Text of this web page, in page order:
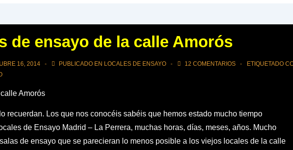
de ensayo de la calle Amorós
16, 2014 PUBLICADO EN LOCALES DE ENSAYO 12 COMENTARIOS
ETIQUETADO
recuerdan. Los que nos conocéis sabéis que hemos estado mucho tiempo
de Ensayo Madrid – La Perrera, muchas horas, días, meses, años. Mucho
de ensayo que se parecieran lo menos posible a los viejos locales de la calle